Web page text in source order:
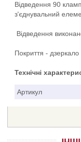
Відведення 90
з'єднувальний
Відведення
Покриття - дзеркало
Технічні
Артикул